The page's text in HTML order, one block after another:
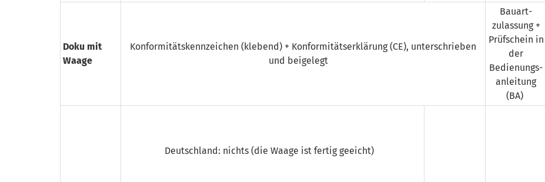
Doku mit
Waage
Konformitäts­kennzeichen (klebend) + Konformitäts­erklärung (CE), unterschrieben
und beigelegt
Bauart­
zulassung +
Prüfschein in
der
Bedienungs­
anleitung
(BA)
Deutschland: nichts (die Waage ist fertig geeicht)